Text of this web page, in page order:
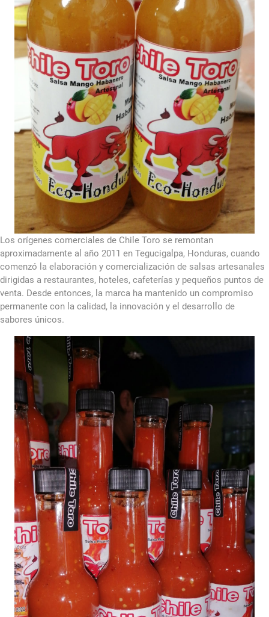
Los orígenes comerciales de Chile Toro se remontan
aproximadamente al año 2011 en Tegucigalpa, Honduras, cuando
comenzó la elaboración y comercialización de salsas artesanales
dirigidas a restaurantes, hoteles, cafeterías y pequeños puntos de
venta. Desde entonces, la marca ha mantenido un compromiso
permanente con la calidad, la innovación y el desarrollo de
sabores únicos.